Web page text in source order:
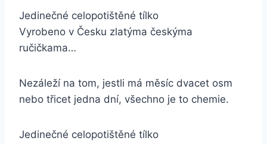
Jedinečné celopotištěné tílko
Vyrobeno v Česku zlatýma českýma
ručičkama…
Nezáleží na tom, jestli má měsíc dvacet osm
nebo třicet jedna dní, všechno je to chemie.
Jedinečné celopotištěné tílko